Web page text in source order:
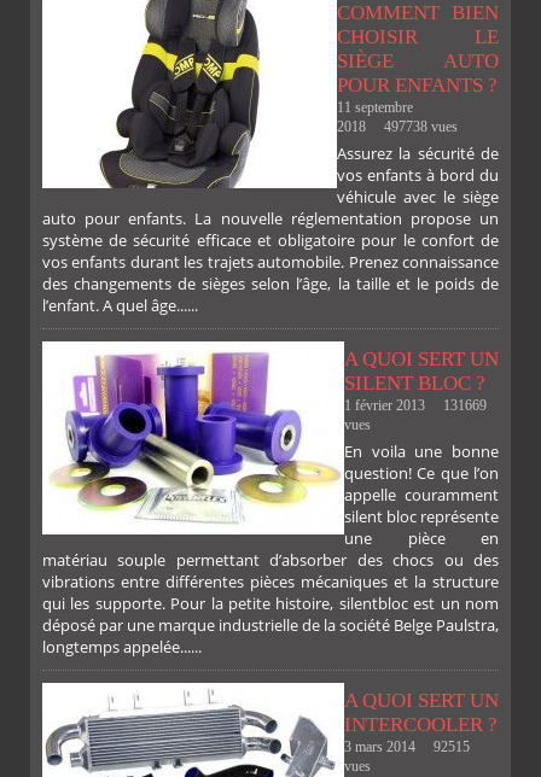
FACEBOOKTWITTERGOOGLEPINTEREST
PLUS
COMMENT BIEN
CHOISIR LE
SIÈGE AUTO
POUR ENFANTS ?
11 septembre
2018
497738 vues
Assurez la sécurité de
vos enfants à bord du
véhicule avec le siège
auto pour enfants. La nouvelle réglementation propose un
système de sécurité efficace et obligatoire pour le confort de
vos enfants durant les trajets automobile. Prenez connaissance
des changements de sièges selon l’âge, la taille et le poids de
l’enfant. A quel âge......
A QUOI SERT UN
SILENT BLOC ?
1 février 2013
131669
vues
En voila une bonne
question! Ce que l’on
appelle couramment
silent bloc représente
une pièce en
matériau souple permettant d’absorber des chocs ou des
vibrations entre différentes pièces mécaniques et la structure
qui les supporte. Pour la petite histoire, silentbloc est un nom
déposé par une marque industrielle de la société Belge Paulstra,
longtemps appelée......
A QUOI SERT UN
INTERCOOLER ?
3 mars 2014
92515
vues